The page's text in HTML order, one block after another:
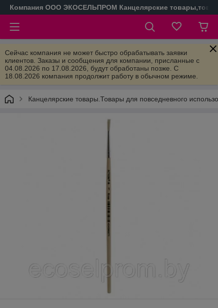
Компания ООО ЭКОСЕЛЬПРОМ Канцелярские
Сейчас компания не может быстро обрабатывать заявки
клиентов. Заказы и сообщения для компании, присланные с
04.08.2026 по 17.08.2026, будут обработаны позже. С
18.08.2026 компания продолжит работу в обычном режиме.
Канцелярские товары.Товары для повседневного